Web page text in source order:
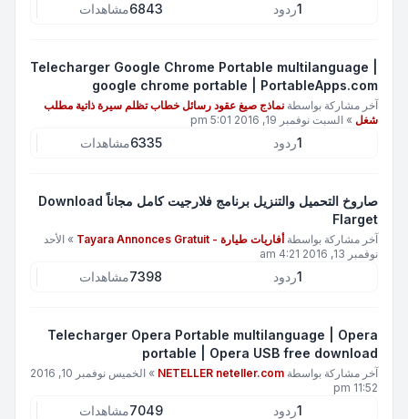
1ردود 6843مشاهدات
Telecharger Google Chrome Portable multilanguage |
google chrome portable | PortableApps.com
آخر مشاركة بواسطة نماذج صيغ عقود رسائل خطاب تظلم سيرة ذاتية مطلب
شغل » السبت نوفمبر 19, 2016 5:01 pm
1ردود 6335مشاهدات
صاروخ التحميل والتنزيل برنامج فلارجيت كامل مجاناً Download
Flarget
آخر مشاركة بواسطةأفاريات طيارة - Tayara Annonces Gratuit » الأحد
نوفمبر 13, 2016 4:21 am
1ردود 7398مشاهدات
Telecharger Opera Portable multilanguage | Opera
portable | Opera USB free download
آخر مشاركة بواسطة NETELLER neteller.com
»
الخميس نوفمبر 10, 2016
11:52 pm
1ردود 7049مشاهدات